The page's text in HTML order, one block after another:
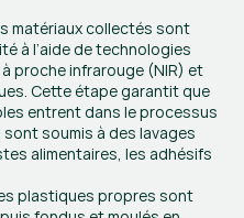
matériaux collectés sont
à l’aide de technologies
proche infrarouge (NIR) et
Cette étape garantit que
entrent dans le processus
soumis à des lavages
alimentaires, les adhésifs
plastiques propres sont